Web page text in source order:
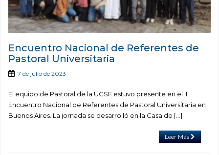
Encuentro Nacional de Referentes de
Pastoral Universitaria
7 de julio de 2023
El equipo de Pastoral de la UCSF estuvo presente en el II
Encuentro Nacional de Referentes de Pastoral Universitaria en
Buenos Aires. La jornada se desarrolló en la Casa de […]
Leer Más